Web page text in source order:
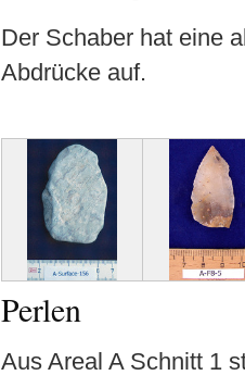
Der Schaber hat eine
Abdrücke auf.
Perlen
Aus Areal A Schnitt 1